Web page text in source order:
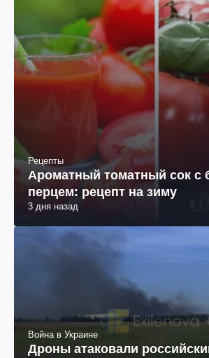
Рецепты
Ароматный томатный сок с
перцем: рецепт на зиму
3 дня назад
Война в Украине
Дроны атаковали